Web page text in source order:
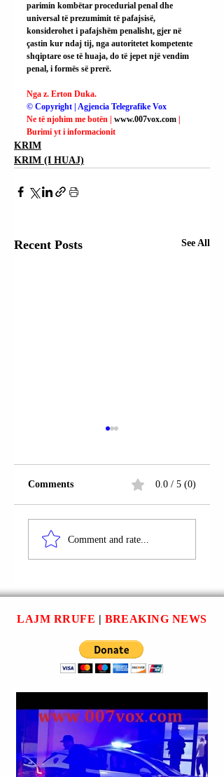
parimin kombëtar procedurial penal dhe
universal të prezumimit të pafajsisë,
konsiderohet i pafajshëm penalisht, gjer në
çastin kur ndaj tij, nga autoritetet kompetente
shqiptare ose të huaja, do të jepet një vendim
penal, i formës së prerë.
Nga z. Erton Duka.
© Copyright | Agjencia Telegrafike Vox
Ne të njohim me botën | www.007vox.com
Burimi yt i informacionit
KRIM
KRIM (I HUAJ)
Recent Posts See All
RRUGA “ALI
VITIJA”;
VERIUT) U
ARRESTUA; U
PROCEDUAN
PENALISHT FADIL
JAKAJ + LIRILIND
KRASNIQI + ANDI
Comments 0.0 / 5 (0)
Comment and rate...
LAJM RRUFE | BREAKING NEWS